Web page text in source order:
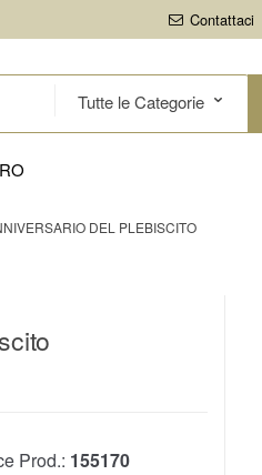
Contattaci
DEL PLEBISCITO
Prod.: 155170